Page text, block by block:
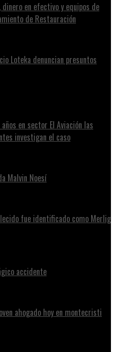
dinero en efectivo y equipos de
de Restauración
Loteka denuncian presuntos
en sector El Aviación las
investigan el caso
Malvin Noesí
fue identificado como Merlig
accidente
ahogado hoy en montecristi